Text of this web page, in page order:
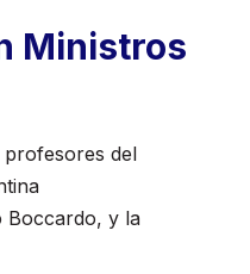
Ministros
profesores del
Boccardo, y la